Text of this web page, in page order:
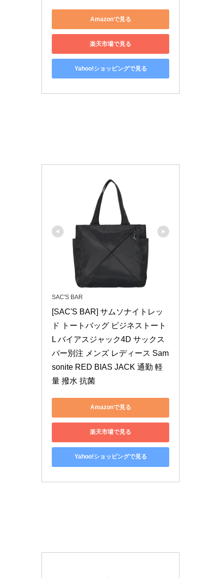
Amazonで見る
楽天市場で見る
Yahoo!ショッピングで見る
SAC'S BAR
[SAC'S BAR] サムソナイトレッ
ド トートバッグ ビジネストート
L バイアスジャック4D サックス
バー別注 メンズ レディース Sam
sonite RED BIAS JACK 通勤 軽
量 撥水 抗菌
Amazonで見る
楽天市場で見る
Yahoo!ショッピングで見る